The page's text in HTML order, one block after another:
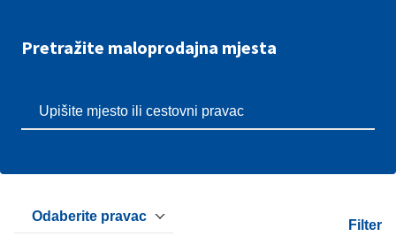
Pretražite maloprodajna mjesta
Odaberite pravac
Filter